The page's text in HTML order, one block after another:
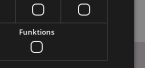
Funktions